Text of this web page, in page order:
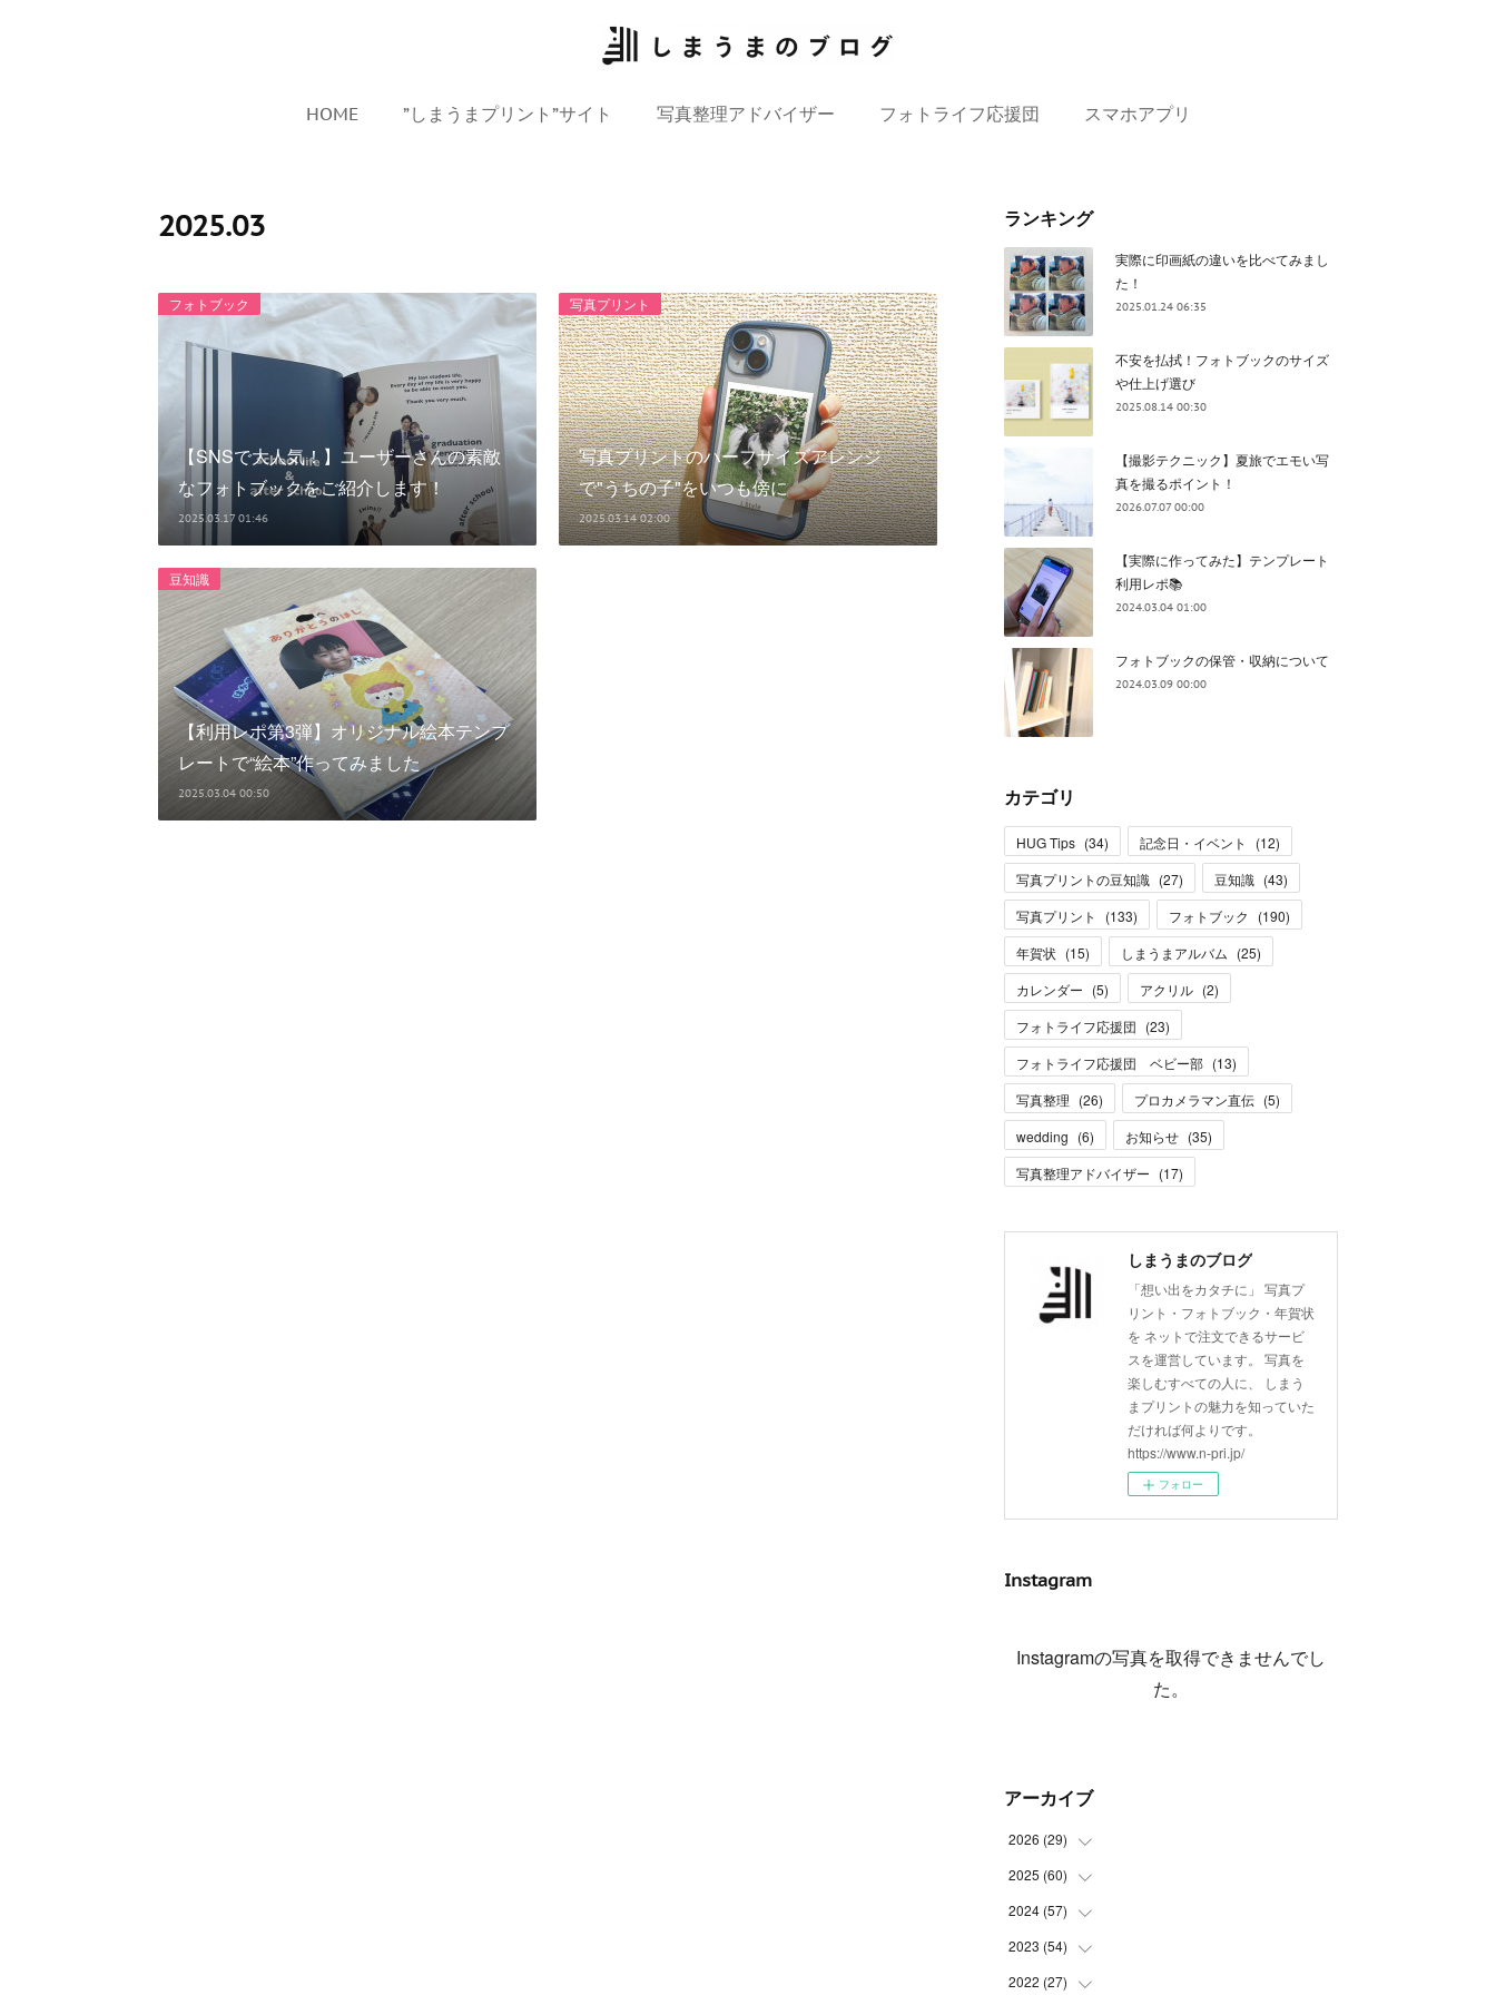
HOME ”しまうまプリント”サイト 写真整理アドバイザー フォトライフ応援団 スマホアプリ
2025.03
フォトブック
【SNSで大人気！】ユーザーさんの素敵
なフォトブックをご紹介します！
2025.03.17 01:46
写真プリント
写真プリントのハーフサイズアレンジ
で"うちの子"をいつも傍に
2025.03.14 02:00
豆知識
【利用レポ第3弾】オリジナル絵本テンプ
レートで“絵本”作ってみました
2025.03.04 00:50
ランキング
実際に印画紙の違いを比べてみまし
た！
2025.01.24 06:35
不安を払拭！フォトブックのサイズ
や仕上げ選び
2025.08.14 00:30
【撮影テクニック】夏旅でエモい写
真を撮るポイント！
2026.07.07 00:00
【実際に作ってみた】テンプレート
利用レポ📚
2024.03.04 01:00
フォトブックの保管・収納について
2024.03.09 00:00
カテゴリ
HUG Tips (34) 記念日・イベント (12)
写真プリントの豆知識 (27) 豆知識 (43)
写真プリント
(133) フォトブック (190)
年賀状 (15) しまうまアルバム (25)
カレンダー (5) アクリル (2)
フォトライフ応援団 (23)
フォトライフ応援団 ベビー部 (13)
写真整理 (26) プロカメラマン直伝 (5)
wedding (6) お知らせ (35)
写真整理アドバイザー (17)
しまうまのブログ
「想い出をカタチに」 写真プ
リント・フォトブック・年賀状
を ネットで注文できるサービ
スを運営しています。 写真を
楽しむすべての人に、 しまう
まプリントの魅力を知っていた
だければ何よりです。
https://www.n-pri.jp/
フォロー
Instagram
Instagramの写真を取得できませんでし
た。
アーカイブ
2026 (29)
(5
(3
(7
(6
2025 (60)
(3
(3
(3
2024 (57)
(4
(5
2023 (54)
(6
2022 (27)